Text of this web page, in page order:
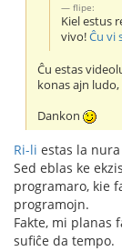
flipe:
Kiel estus
vivo!Ĉu vi
Ĉu estas
konas ajn
Dankon
Ri-li estas la
Sed eblas ke
programaro, kie
programojn.
Fakte, mi planas
sufiĉe da tempo.